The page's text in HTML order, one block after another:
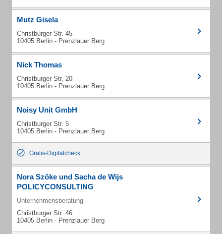
Mutz Gisela
Christburger Str. 45
10405 Berlin - Prenzlauer Berg
Nick Thomas
Christburger Str. 20
10405 Berlin - Prenzlauer Berg
Noisy Unit GmbH
Christburger Str. 5
10405 Berlin - Prenzlauer Berg
Gratis-Digitalcheck
Nora Szöke und Sacha de Wijs
POLICYCONSULTING
Unternehmensberatung
Christburger Str. 46
10405 Berlin - Prenzlauer Berg